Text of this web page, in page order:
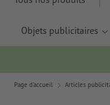
Objets publicitaires
Page d'accueil Articles